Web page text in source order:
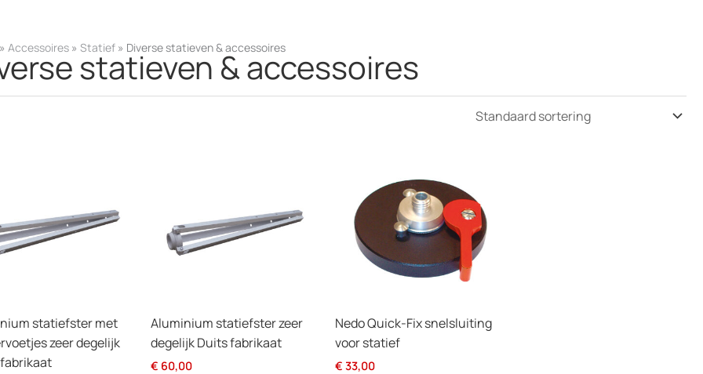
» Accessoires » Statief » Diverse statieven & accessoires
statieven & accessoires
statiefster met
zeer degelijk
Aluminium statiefster zeer
degelijk Duits fabrikaat
€ 60,00
Nedo Quick-Fix snelsluiting
voor statief
€ 33,00